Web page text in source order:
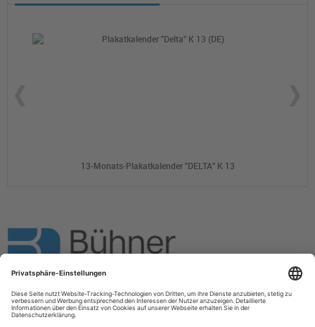
13-Monats-Plakatkalender "DELTA" K 13
Bühner Werbemittel GmbH
Impressum